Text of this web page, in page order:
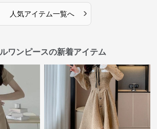
ン
人気アイテム一覧へ ›
ワンピースの新着アイテム